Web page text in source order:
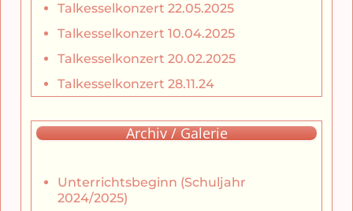
Talkesselkonzert 22.05.2025
Talkesselkonzert 10.04.2025
Talkesselkonzert 20.02.2025
Talkesselkonzert 28.11.24
Archiv / Galerie
Unterrichtsbeginn (Schuljahr
2024/2025)